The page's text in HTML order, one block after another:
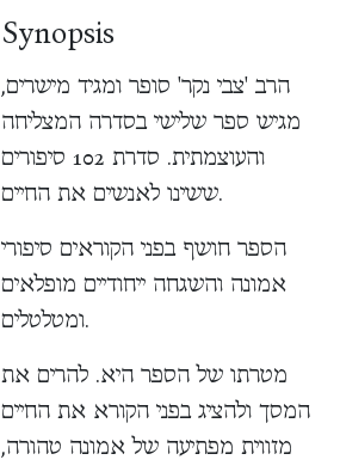
Synopsis
הרב 'צבי נקר' סופר ומגיד מישרים,
מגיש ספר שלישי בסדרה המצליחה
והעוצמתית. סדרת 102 סיפורים
ששינו לאנשים את החיים.
הספר חושף בפני הקוראים סיפורי
אמונה והשגחה ייחודיים מופלאים
ומטלטלים.
מטרתו של הספר היא. להרים את
המסך ולהציג בפני הקורא את החיים
מזווית מפתיעה של אמונה טהורה,